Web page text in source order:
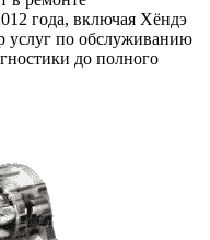
года, включая Хёндэ
услуг по обслуживанию
до полного